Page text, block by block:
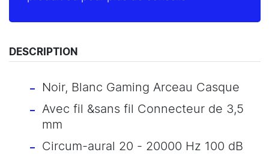
DESCRIPTION
Noir, Blanc Gaming Arceau Casque
Avec fil &sans fil Connecteur de 3,5
mm
Circum-aural 20 - 20000 Hz 100 dB